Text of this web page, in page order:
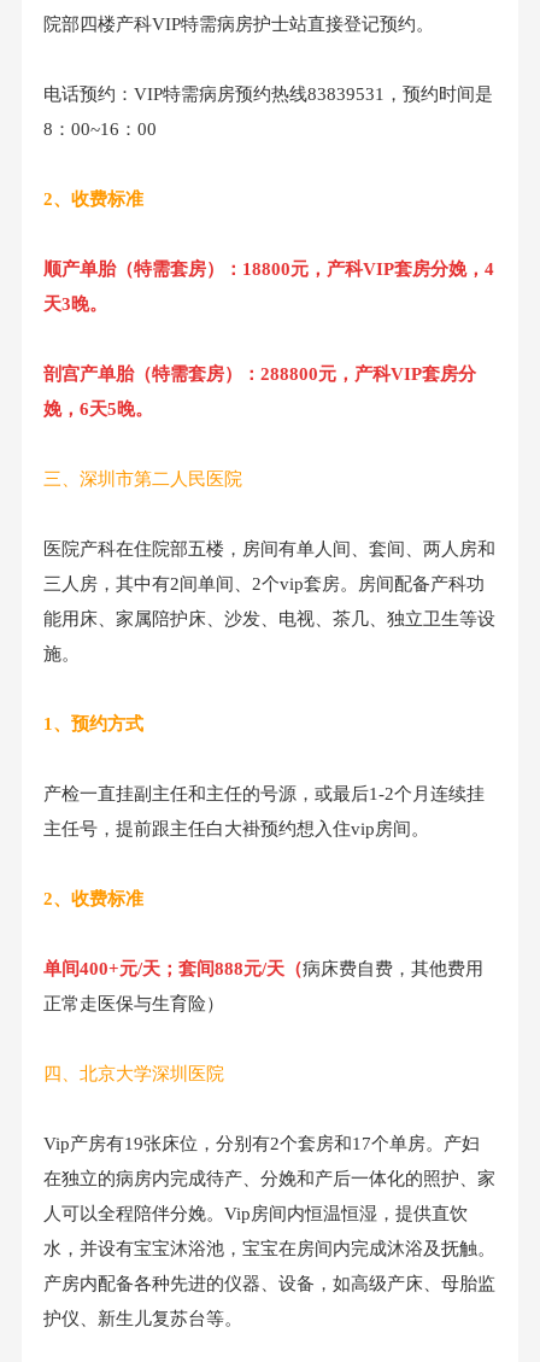
院部四楼产科VIP特需病房护士站直接登记预约。
电话预约：VIP特需病房预约热线83839531，预约时间是
8：00~16：00
2、收费标准
顺产单胎（特需套房）：18800元，产科VIP套房分娩，4
天3晚。
剖宫产单胎（特需套房）：288800元，产科VIP套房分
娩，6天5晚。
三、深圳市第二人民医院
医院产科在住院部五楼，房间有单人间、套间、两人房和
三人房，其中有2间单间、2个vip套房。房间配备产科功
能用床、家属陪护床、沙发、电视、茶几、独立卫生等设
施。
1、预约方式
产检一直挂副主任和主任的号源，或最后1-2个月连续挂
主任号，提前跟主任白大褂预约想入住vip房间。
2、收费标准
单间400+元/天；套间888元/天（病床费自费，其他费用
正常走医保与生育险）
四、北京大学深圳医院
Vip产房有19张床位，分别有2个套房和17个单房。产妇
在独立的病房内完成待产、分娩和产后一体化的照护、家
人可以全程陪伴分娩。Vip房间内恒温恒湿，提供直饮
水，并设有宝宝沐浴池，宝宝在房间内完成沐浴及抚触。
产房内配备各种先进的仪器、设备，如高级产床、母胎监
护仪、新生儿复苏台等。